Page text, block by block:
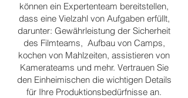
können ein Expertenteam bereitstellen,
dass eine Vielzahl von Aufgaben erfüllt,
darunter: Gewährleistung der Sicherheit
des Filmteams, Aufbau von Camps,
kochen von Mahlzeiten, assistieren von
Kamerateams und mehr. Vertrauen Sie
den Einheimischen die wichtigen Details
für Ihre Produktionsbedürfnisse an.